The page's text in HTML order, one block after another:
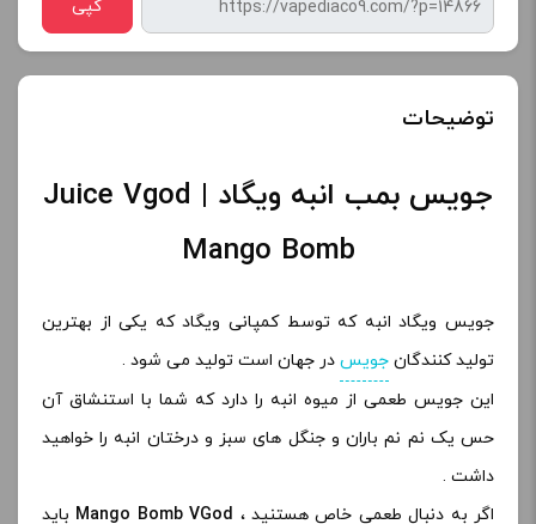
کپی
توضیحات
جویس بمب انبه ویگاد | Juice Vgod
Mango Bomb
جویس ویگاد انبه که توسط کمپانی ویگاد که یکی از بهترین
تولید کنندگان جویس در جهان است تولید می شود .
این جویس طعمی از میوه انبه را دارد که شما با استنشاق آن
حس یک نم نم باران و جنگل های سبز و درختان انبه را خواهید
داشت .
اگر به دنبال طعمی خاص هستنید ، Mango Bomb VGod باید